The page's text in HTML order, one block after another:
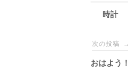
時計
次の投稿 →
おはよう！